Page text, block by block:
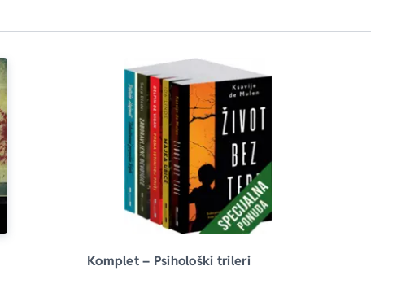
Komplet – Psihološki trileri